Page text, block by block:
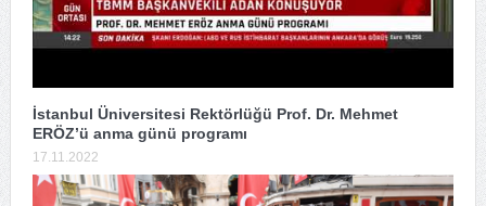
İstanbul Üniversitesi Rektörlüğü Prof. Dr. Mehmet
ERÖZ’ü anma günü programı
17.11.2022